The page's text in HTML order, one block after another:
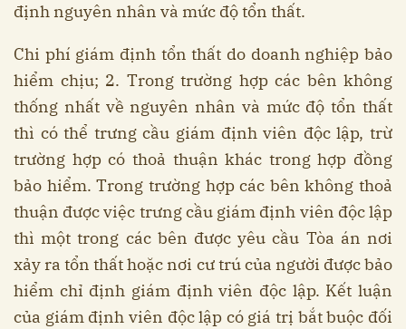
định nguyên nhân và mức độ tổn thất.
Chi phí giám định tổn thất do doanh nghiệp bảo
hiểm chịu; 2. Trong trường hợp các bên không
thống nhất về nguyên nhân và mức độ tổn thất
thì có thể trưng cầu giám định viên độc lập, trừ
trường hợp có thoả thuận khác trong hợp đồng
bảo hiểm. Trong trường hợp các bên không thoả
thuận được việc trưng cầu giám định viên độc lập
thì một trong các bên được yêu cầu Tòa án nơi
xảy ra tổn thất hoặc nơi cư trú của người được bảo
hiểm chỉ định giám định viên độc lập. Kết luận
của giám định viên độc lập có giá trị bắt buộc đối